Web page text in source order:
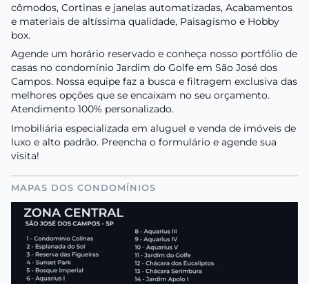
cômodos, Cortinas e janelas automatizadas, Acabamentos
e materiais de altíssima qualidade, Paisagismo e Hobby
box.
Agende um horário reservado e conheça nosso portfólio de
casas no condomínio Jardim do Golfe em São José dos
Campos. Nossa equipe faz a busca e filtragem exclusiva das
melhores opções que se encaixam no seu orçamento.
Atendimento 100% personalizado.
Imobiliária especializada em aluguel e venda de imóveis de
luxo e alto padrão. Preencha o formulário e agende sua
visita!
MAPAS DOS CONDOMÍNIOS